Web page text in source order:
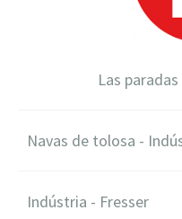
Las
Navas de tolosa -
Indústria - Fresser